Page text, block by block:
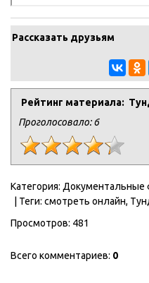
Рассказать друзьям
Рейтинг материала:
Проголосовало:6
Категория:
| Теги: смотреть онлайн,
Просмотров: 481
Всего комментариев: 0